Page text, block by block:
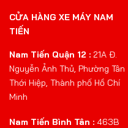
CỬA HÀNG XE MÁY NAM
TIẾN
Nam Tiến Quận 12 : 21A Đ.
Nguyễn Ảnh Thủ, Phường Tân
Thới Hiệp, Thành phố Hồ Chí
Minh
Nam Tiến Bình Tân : 463B